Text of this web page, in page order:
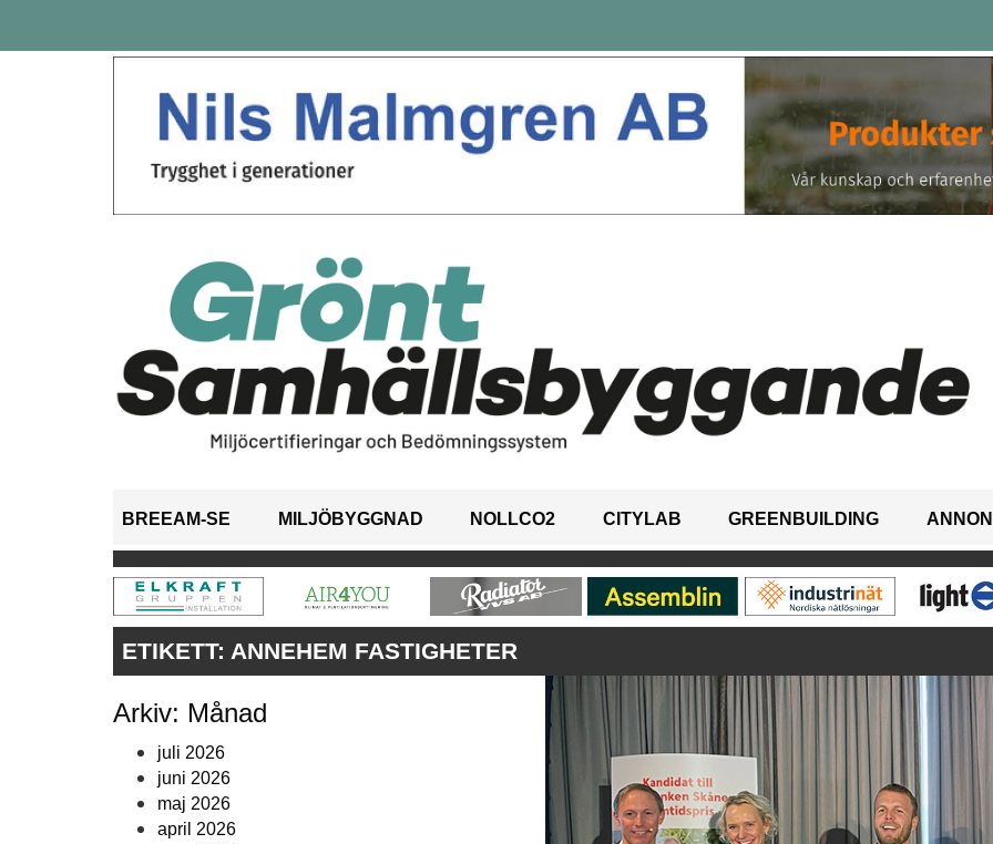
BREEAM-SE MILJÖBYGGNAD NOLLCO2 CITYLAB GREENBUILDING
ETIKETT: ANNEHEM FASTIGHETER
Arkiv: Månad
juli 2026
juni 2026
maj 2026
april 2026